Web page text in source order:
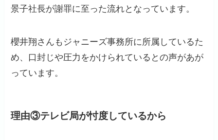
景子社長が謝罪に至った流れとなっています。
櫻井翔さんもジャニーズ事務所に所属しているた
め、口封じや圧力をかけられているとの声があが
っています。
理由③テレビ局が忖度しているから